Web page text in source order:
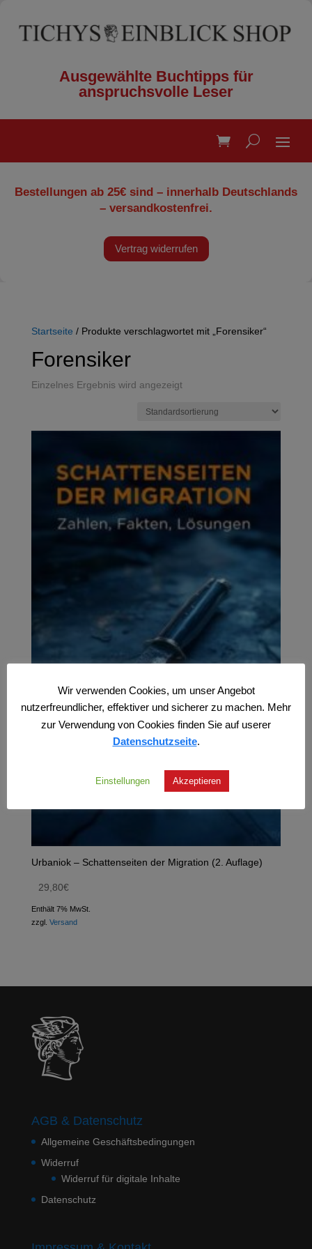
Ausgewählte Buchtipps für
anspruchsvolle Leser
Bestellungen ab 25€ sind – innerhalb Deutschlands
– versandkostenfrei.
Vertrag widerrufen
Startseite / Produkte verschlagwortet mit „Forensiker“
Forensiker
Einzelnes Ergebnis wird angezeigt
Urbaniok – Schattenseiten der Migration (2. Auflage)
29,80€
Enthält 7% MwSt.
zzgl. Versand
AGB & Datenschutz
Allgemeine Geschäftsbedingungen
Widerruf
Widerruf für digitale Inhalte
Datenschutz
Wir verwenden Cookies, um unser Angebot
nutzerfreundlicher, effektiver und sicherer zu machen. Mehr
zur Verwendung von Cookies finden Sie auf userer
Datenschutzseite.
Einstellungen Akzeptieren